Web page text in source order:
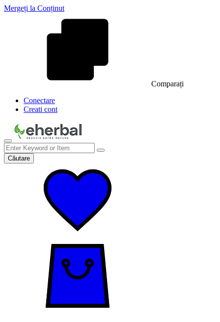
Mergeți la Conținut
Comparați
Conectare
Creati cont
Căutare